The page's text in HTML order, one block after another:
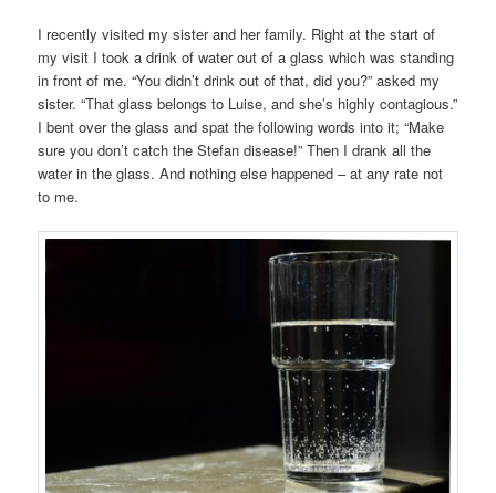
I recently visited my sister and her family. Right at the start of
my visit I took a drink of water out of a glass which was standing
in front of me. “You didn’t drink out of that, did you?” asked my
sister. “That glass belongs to Luise, and she’s highly contagious.”
I bent over the glass and spat the following words into it; “Make
sure you don’t catch the Stefan disease!” Then I drank all the
water in the glass. And nothing else happened – at any rate not
to me.